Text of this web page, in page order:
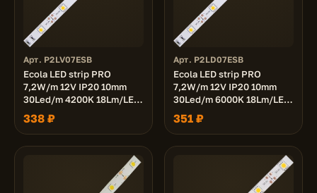
Арт. P2LV07ESB
Ecola LED strip PRO
7,2W/m 12V IP20 10mm
30Led/m 4200K 18Lm/LED
540Lm/m светодиодная
лента на катушке 5м.
338 ₽
Арт. P2LD07ESB
Ecola LED strip PRO
7,2W/m 12V IP20 10mm
30Led/m 6000K 18Lm/LED
540Lm/m светодиодная
лента на катушке 5м.
351 ₽